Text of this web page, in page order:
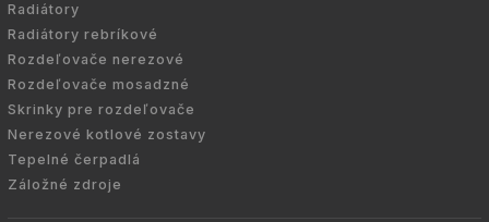
Radiátory
Radiátory rebríkové
Rozdeľovače nerezové
Rozdeľovače mosadzné
Skrinky pre rozdeľovače
Nerezové kotlové zostavy
Tepelné čerpadlá
Záložné zdroje